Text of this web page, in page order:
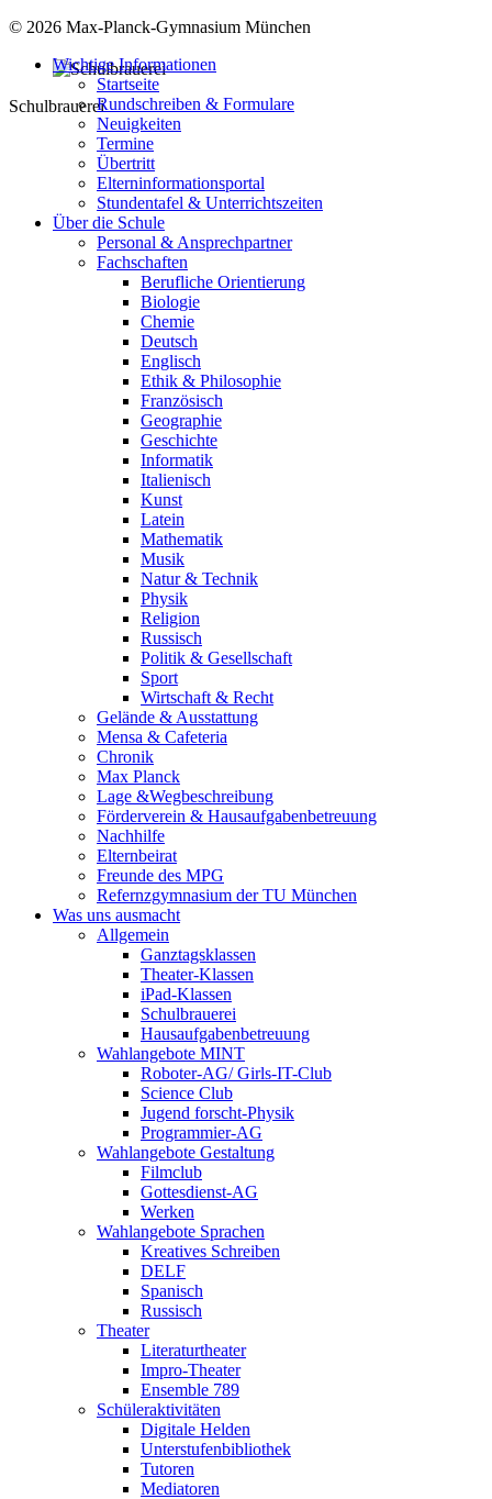
Schulbrauerei
© 2026 Max-Planck-Gymnasium München
Wichtige Informationen
Startseite
Rundschreiben & Formulare
Neuigkeiten
Termine
Übertritt
Elterninformationsportal
Stundentafel & Unterrichtszeiten
Über die Schule
Personal & Ansprechpartner
Fachschaften
Berufliche Orientierung
Biologie
Chemie
Deutsch
Englisch
Ethik & Philosophie
Französisch
Geographie
Geschichte
Informatik
Italienisch
Kunst
Latein
Mathematik
Musik
Natur & Technik
Physik
Religion
Russisch
Politik & Gesellschaft
Sport
Wirtschaft & Recht
Gelände & Ausstattung
Mensa & Cafeteria
Chronik
Max Planck
Lage &Wegbeschreibung
Förderverein & Hausaufgabenbetreuung
Nachhilfe
Elternbeirat
Freunde des MPG
Refernzgymnasium der TU München
Was uns ausmacht
Allgemein
Ganztagsklassen
Theater-Klassen
iPad-Klassen
Schulbrauerei
Hausaufgabenbetreuung
Wahlangebote MINT
Roboter-AG/ Girls-IT-Club
Science Club
Jugend forscht-Physik
Programmier-AG
Wahlangebote Gestaltung
Filmclub
Gottesdienst-AG
Werken
Wahlangebote Sprachen
Kreatives Schreiben
DELF
Spanisch
Russisch
Theater
Literaturtheater
Impro-Theater
Ensemble 789
Schüleraktivitäten
Digitale Helden
Unterstufenbibliothek
Tutoren
Mediatoren